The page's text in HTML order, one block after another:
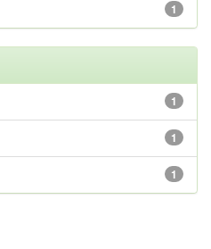
1
1
1
1